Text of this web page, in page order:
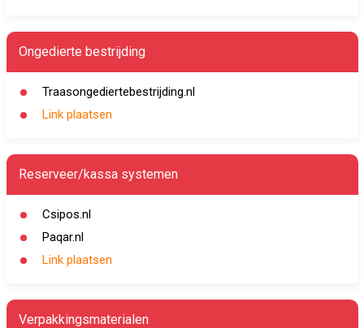
Ongedierte bestrijding
Traasongediertebestrijding.nl
Link plaatsen
Reserveer/kassa systemen
Csipos.nl
Paqar.nl
Link plaatsen
Verpakkingsmaterialen